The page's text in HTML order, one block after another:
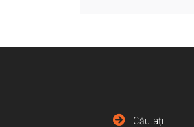
Căutați